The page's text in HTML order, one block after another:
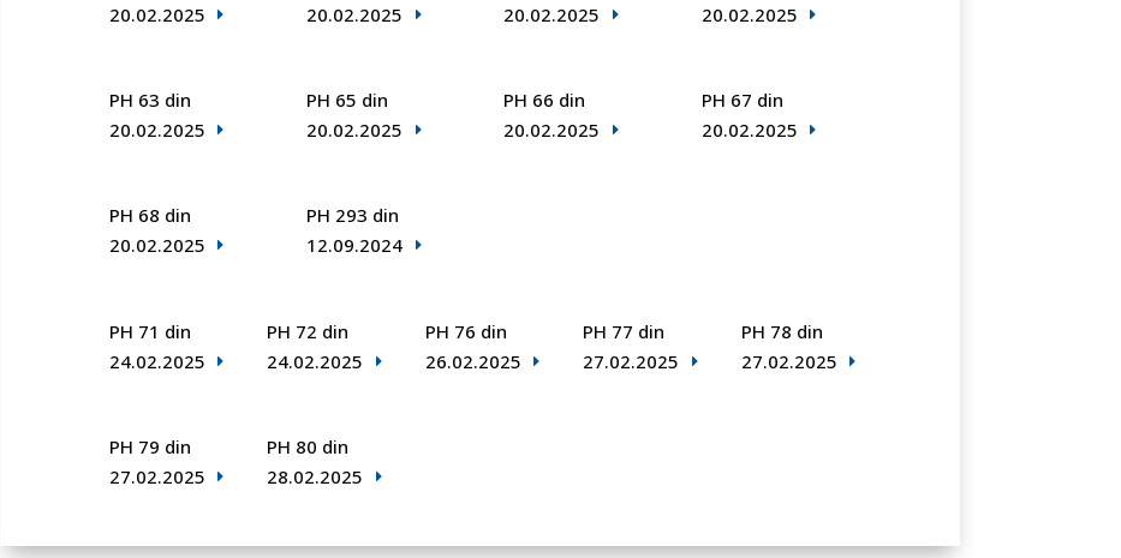
20.02.2025
20.02.2025
20.02.2025
20.02.2025
PH 63 din
20.02.2025
PH 65 din
20.02.2025
PH 66 din
20.02.2025
PH 67 din
20.02.2025
PH 68 din
20.02.2025
PH 293 din
12.09.2024
PH 71 din
24.02.2025
PH 72 din
24.02.2025
PH 76 din
26.02.2025
PH 77 din
27.02.2025
PH 78 din
27.02.2025
PH 79 din
27.02.2025
PH 80 din
28.02.2025